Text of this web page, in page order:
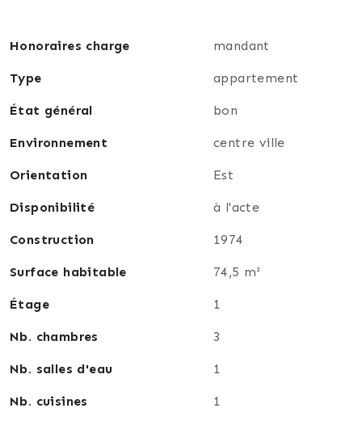
14 minutes en tram de la gare saint roch,
quotidien à proximité.
Un appartement lumineux, calme et fonctionnel dans
un secteur particulièrement recherché de
Honoraires charge mandant
Type appartement
État général bon
Environnement centre ville
Orientation Est
Disponibilité à l'acte
Construction 1974
Surface habitable 74,5 m²
Étage 1
Nb. chambres 3
Nb. salles d'eau 1
Nb. cuisines 1